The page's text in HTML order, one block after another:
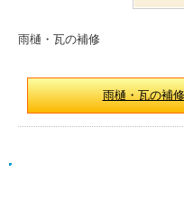
雨樋・瓦の補修
雨樋・瓦の補